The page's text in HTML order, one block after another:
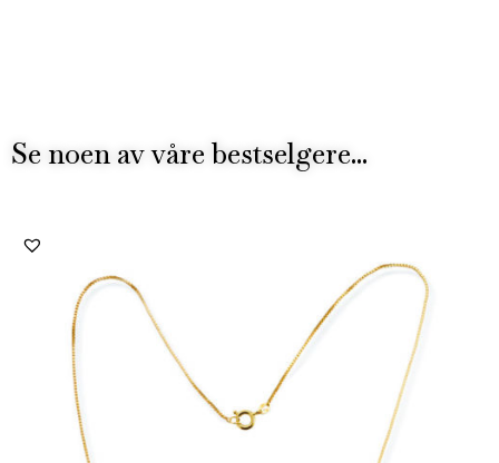
Se noen av våre bestselgere...